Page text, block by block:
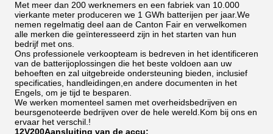
Met meer dan 200 werknemers en een fabriek van 10.000
vierkante meter produceren we 1 GWh batterijen per jaar.We
nemen regelmatig deel aan de Canton Fair en verwelkomen
alle merken die geïnteresseerd zijn in het starten van hun
bedrijf met ons.
Ons professionele verkoopteam is bedreven in het identificeren
van de batterijoplossingen die het beste voldoen aan uw
behoeften en zal uitgebreide ondersteuning bieden, inclusief
specificaties, handleidingen,en andere documenten in het
Engels, om je tijd te besparen.
We werken momenteel samen met overheidsbedrijven en
beursgenoteerde bedrijven over de hele wereld.Kom bij ons en
ervaar het verschil.!
12V200Aansluiting van de accu: